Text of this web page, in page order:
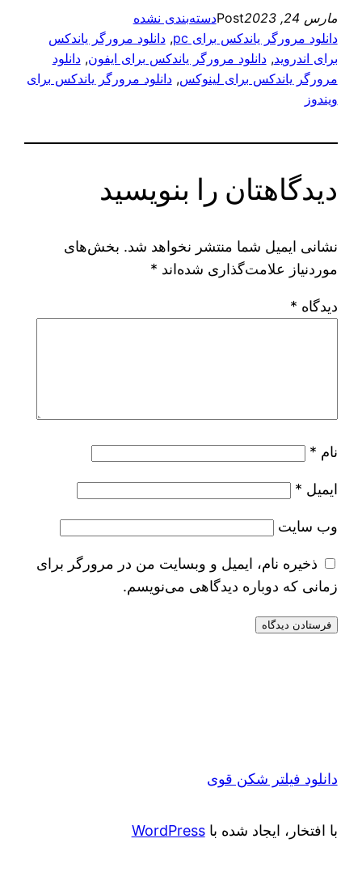
مارس 24, 2023 Postدسته‌بندی نشده
دانلود مرورگر یاندکس برای pc
, دانلود مرورگر یاندکس
برای اندروید, دانلود مرورگر یاندکس برای ایفون, دانلود
مرورگر یاندکس برای لینوکس, دانلود مرورگر یاندکس برای
ویندوز
دیدگاهتان را بنویسید
نشانی ایمیل شما منتشر نخواهد شد. بخش‌های
موردنیاز علامت‌گذاری شده‌اند *
دیدگاه *
نام *
ایمیل *
وب‌ سایت
ذخیره نام، ایمیل و وبسایت من در مرورگر برای
زمانی که دوباره دیدگاهی می‌نویسم.
دانلود فیلتر شکن قوی
با افتخار، ایجاد شده باWordPress